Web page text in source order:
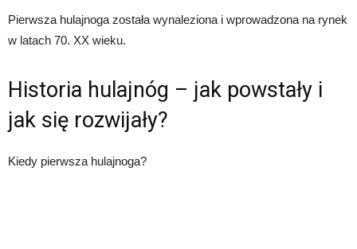
Pierwsza hulajnoga została wynaleziona i wprowadzona na rynek
w latach 70. XX wieku.
Historia hulajnóg – jak powstały i
jak się rozwijały?
Kiedy pierwsza hulajnoga?